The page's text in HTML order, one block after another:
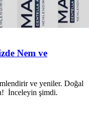
Nem ve
ve yeniler. Doğal
İnceleyin şimdi.